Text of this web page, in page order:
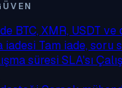
BTC, XMR, USDT ve
iadesi Tam iade, soru
süresi SLA'sı